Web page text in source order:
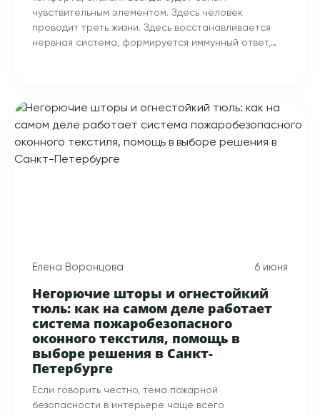
чувствительным элементом. Здесь человек
проводит треть жизни. Здесь восстанавливается
нервная система, формируется иммунный ответ,
Елена Воронцова 6 июня
Негорючие шторы и огнестойкий
тюль: как на самом деле работает
система пожаробезопасного
оконного текстиля, помощь в
выборе решения в Санкт-
Петербурге
Если говорить честно, тема пожарной
безопасности в интерьере чаще всего